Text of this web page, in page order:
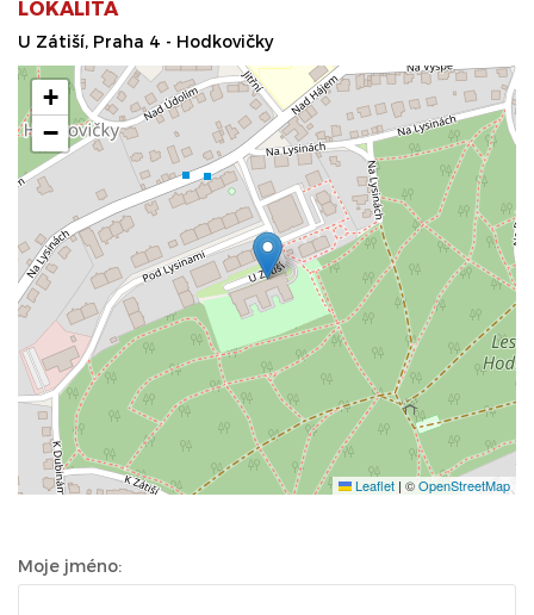
LOKALITA
U Zátiší, Praha 4 - Hodkovičky
+
−
Leaflet | ©OpenStreetMap
Moje jméno: